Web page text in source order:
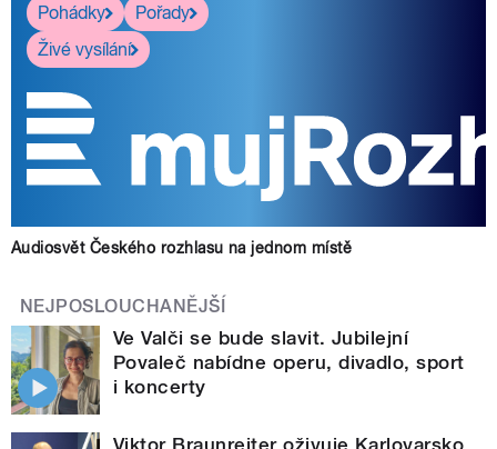
Pohádky
Pořady
Živé vysílání
Audiosvět Českého rozhlasu na jednom místě
NEJPOSLOUCHANĚJŠÍ
Ve Valči se bude slavit. Jubilejní
Povaleč nabídne operu, divadlo, sport
i koncerty